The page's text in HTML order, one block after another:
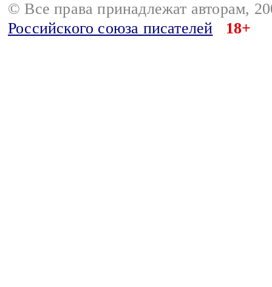
© Все права принадлежат авторам,
Российского союза писателей
18+